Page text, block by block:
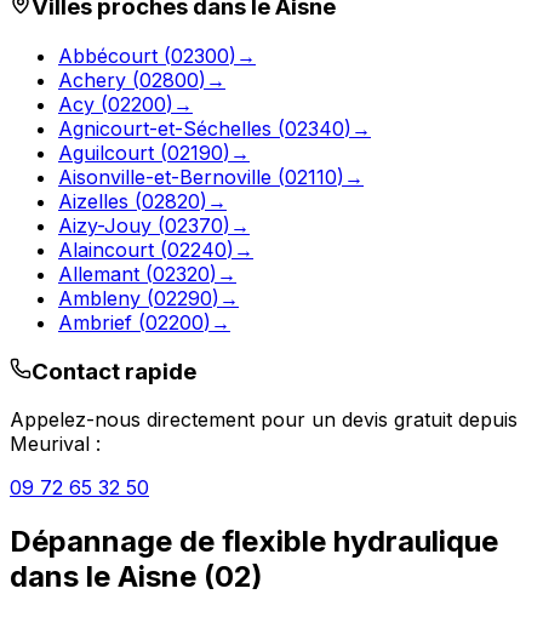
Villes proches dans leAisne
Abbécourt (02300) →
Achery (02800) →
Acy (02200) →
Agnicourt-et-Séchelles (02340) →
Aguilcourt (02190) →
Aisonville-et-Bernoville (02110) →
Aizelles (02820) →
Aizy-Jouy (02370) →
Alaincourt (02240) →
Allemant (02320) →
Ambleny (02290) →
Ambrief (02200) →
Contact rapide
Appelez-nous directement pour un devis gratuit depuis
Meurival :
09 72 65 32 50
Dépannage de flexible hydraulique
dans le Aisne (02)